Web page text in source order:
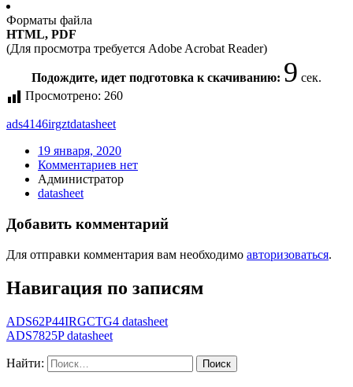
Форматы файла
HTML, PDF
(Для просмотра требуется Adobe Acrobat Reader)
Подождите, идет подготовка к скачиванию: 9 сек.
Просмотрено: 260
ads4146irgztdatasheet
19 января, 2020
Комментариев нет
Администратор
datasheet
Добавить комментарий
Для отправки комментария вам необходимо авторизоваться.
Навигация по записям
ADS62P44IRGCTG4 datasheet
ADS7825P datasheet
Найти: